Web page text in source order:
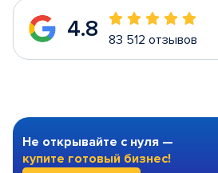
4.8 83 512 отзывов
Не открывайте с нуля —
купите готовый бизнес!